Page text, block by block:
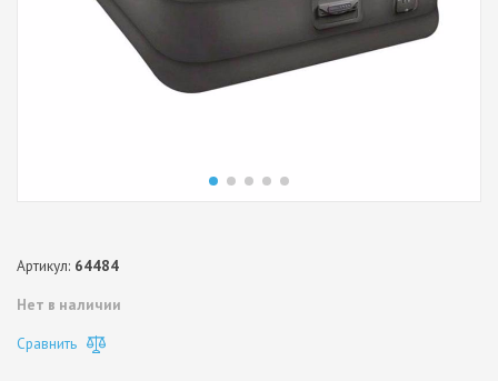
Артикул: 64484
Нет в наличии
Сравнить